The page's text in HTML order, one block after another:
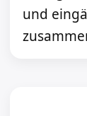
und